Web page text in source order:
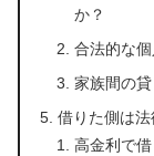
か？
合法的な
家族間の
借りた側は
高金利で